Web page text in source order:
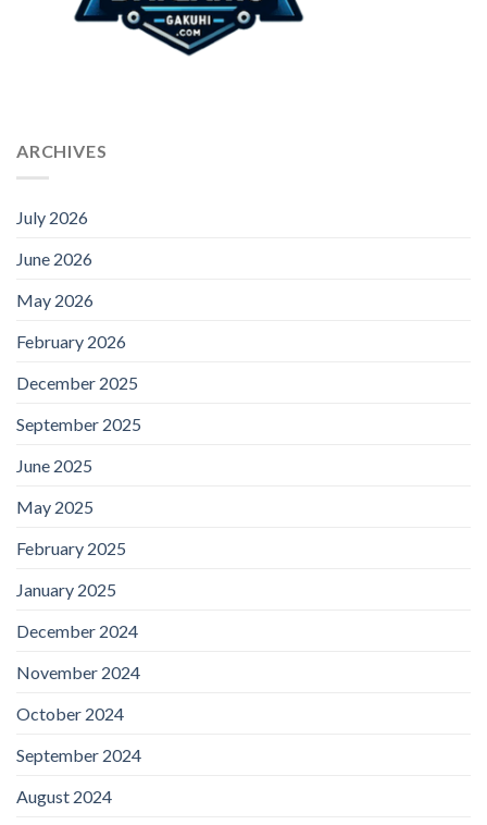
ARCHIVES
July 2026
June 2026
May 2026
February 2026
December 2025
September 2025
June 2025
May 2025
February 2025
January 2025
December 2024
November 2024
October 2024
September 2024
August 2024